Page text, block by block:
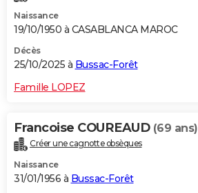
COPAINS D'AVANT
S'inscrire
Se connecter
Lycées
Collèges
Primaires
Universités
Entreprises
Service militaire
Avis de recherche
AVIS DE DÉCÈS
Naissance
19/10/1950 à CASABLANCA MAROC
Décès
25/10/2025 à Bussac-Forêt
Famille LOPEZ
Francoise COUREAUD (69 ans)
Créer une cagnotte obsèques
Naissance
31/01/1956 à Bussac-Forêt